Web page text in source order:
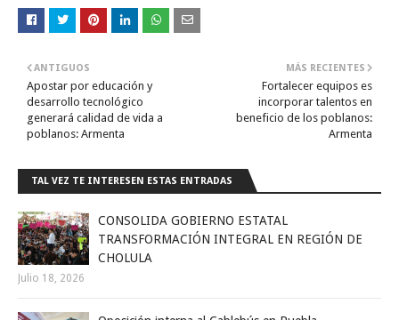
MÁS RECIENTES
Fortalecer equipos es
incorporar talentos en
beneficio de los poblanos:
Armenta
ANTIGUOS
Apostar por educación y
desarrollo tecnológico
generará calidad de vida a
poblanos: Armenta
TAL VEZ TE INTERESEN ESTAS ENTRADAS
CONSOLIDA GOBIERNO ESTATAL
TRANSFORMACIÓN INTEGRAL EN REGIÓN DE
CHOLULA
Julio 18, 2026